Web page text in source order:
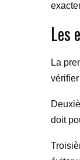
Les
La
doit